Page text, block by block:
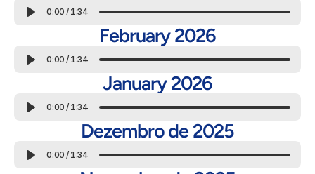
0:00 / 1:34
February 2026
0:00 / 1:34
January 2026
0:00 / 1:34
Dezembro de 2025
0:00 / 1:34